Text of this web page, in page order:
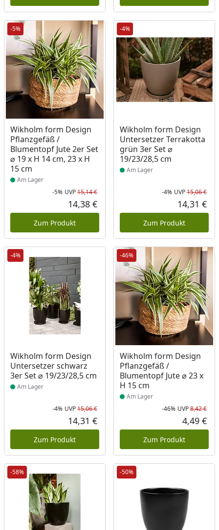
-5%
Wikholm form Design
Pflanzgefäß /
Blumentopf Jute 2er Set
⌀ 19 x H 14 cm, 23 x H
15 cm
Produkt am Lager
Am Lager
Rabatt in Prozent
-5%
Ursprünglicher Preis
UVP15,14 €
Aktueller Preis
14,38 €
Zum Produkt
-4%
Wikholm form Design
Untersetzer Terrakotta
grün 3er Set ⌀
19/23/28,5 cm
Produkt am Lager
Am Lager
-4% UVP15,06 €
14,31 €
Zum Produkt
-4%
Wikholm form Design
Untersetzer schwarz
3er Set ⌀ 19/23/28,5 cm
Produkt am Lager
Am Lager
Rabatt in Prozent
-4%
Ursprünglicher Preis
UVP15,06 €
Aktueller Preis
14,31 €
Zum Produkt
-46%
Wikholm form Design
Pflanzgefäß /
Blumentopf Jute ⌀ 23 x
H 15 cm
Produkt am Lager
Am Lager
-46% UVP8,42 €
4,49 €
Zum Produkt
-58% -50%